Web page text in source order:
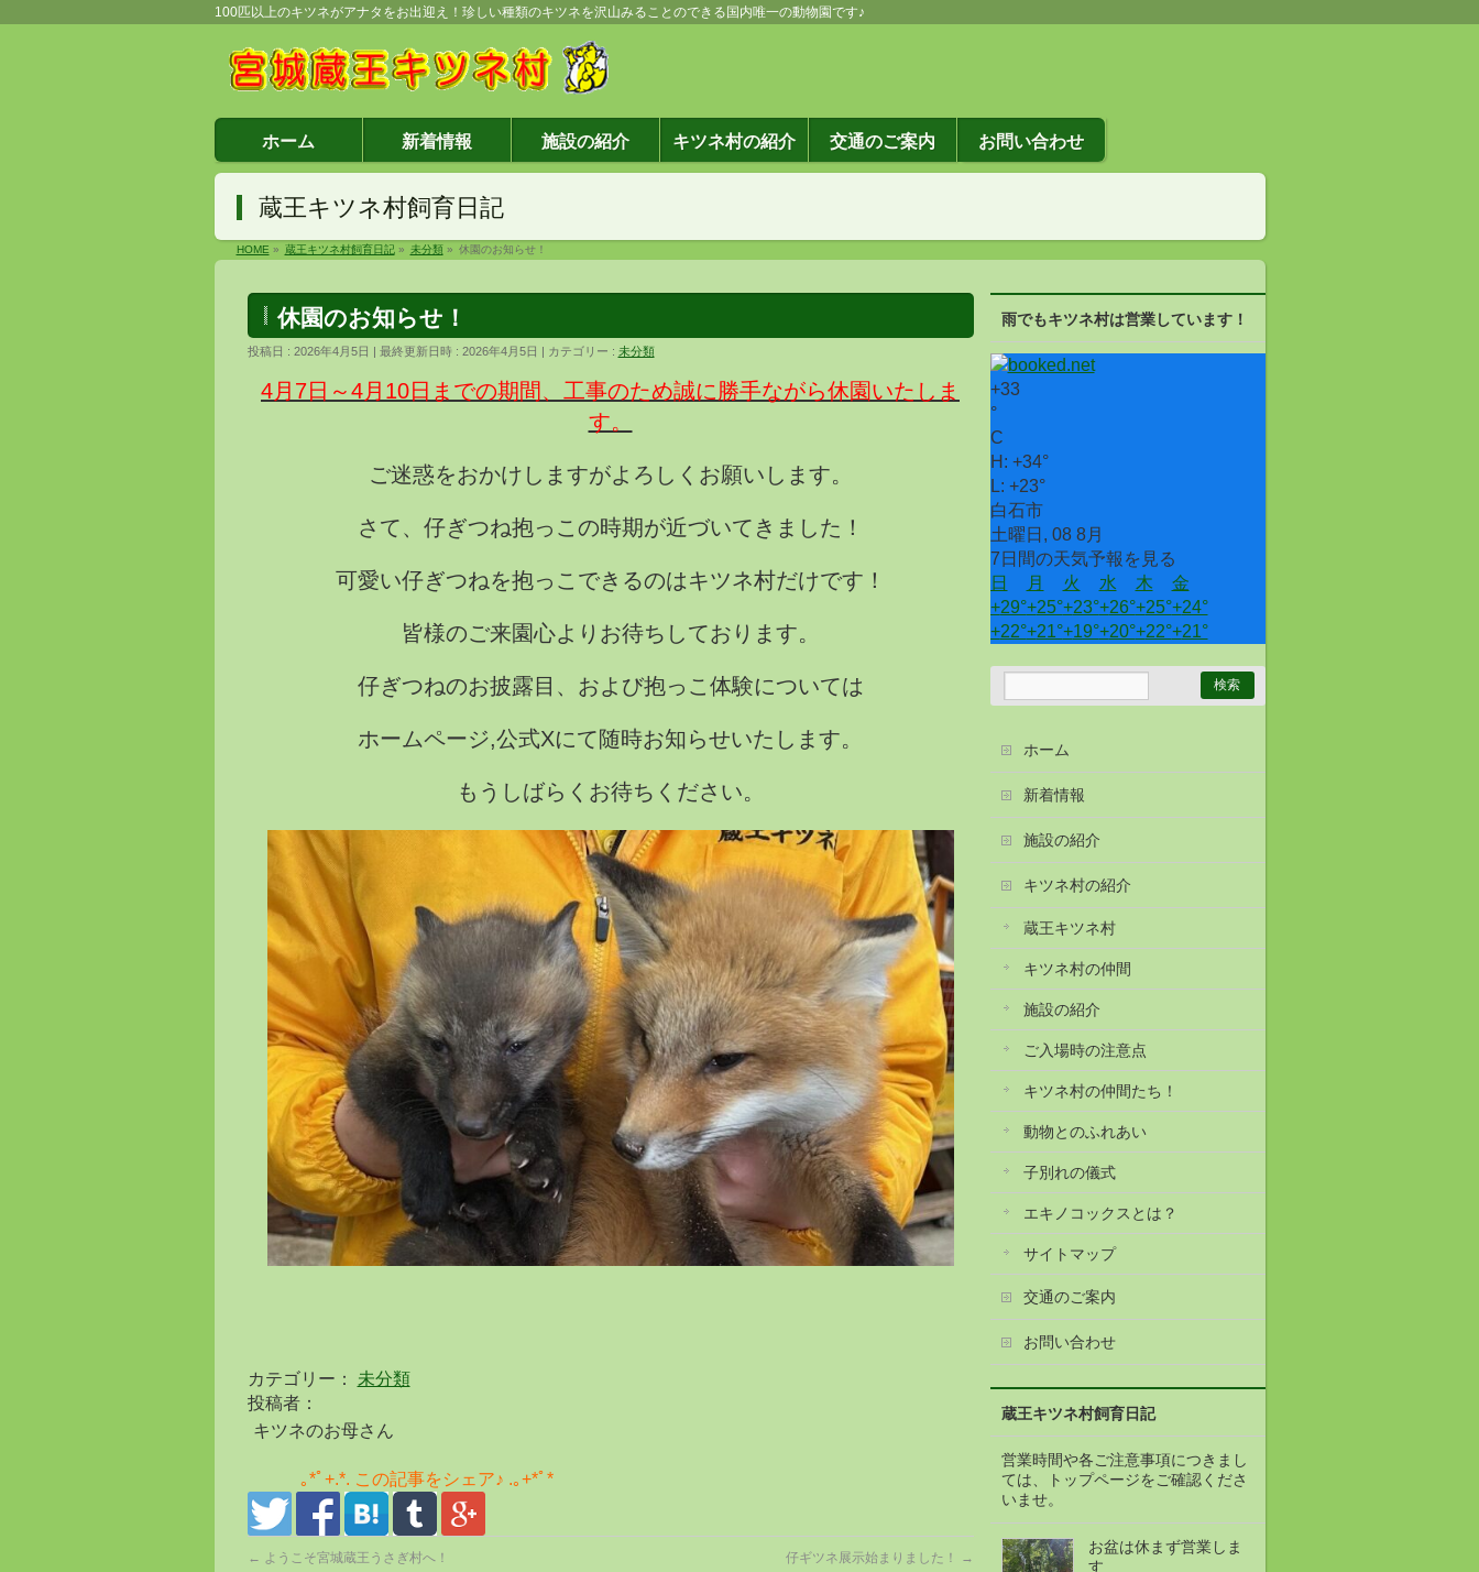
100匹以上のキツネがアナタをお出迎え！珍しい種類のキツネを沢山みることのできる国内唯一の動物園です♪
ホーム 新着情報 施設の紹介 キツネ村の紹介 交通のご案内 お問い合わせ
蔵王キツネ村飼育日記
HOME » 蔵王キツネ村飼育日記 » 未分類» 休園のお知らせ！
休園のお知らせ！
投稿日 : 2026年4月5日 最終更新日時 : 2026年4月5日 カテゴリー : 未分類
4月7日～4月10日までの期間、工事のため誠に勝手ながら休園いたしま
す。
ご迷惑をおかけしますがよろしくお願いします。
さて、仔ぎつね抱っこの時期が近づいてきました！
可愛い仔ぎつねを抱っこできるのはキツネ村だけです！
皆様のご来園心よりお待ちしております。
仔ぎつねのお披露目、および抱っこ体験については
ホームページ,公式Xにて随時お知らせいたします。
もうしばらくお待ちください。
カテゴリー： 未分類
投稿者：
キツネのお母さん
｡*ﾟ+.*. この記事をシェア♪ .｡+*ﾟ*
← ようこそ宮城蔵王うさぎ村へ！ 仔ギツネ展示始まりました！ →
雨でもキツネ村は営業しています！
+33
°
C
H: +34°
L: +23°
白石市
土曜日, 08 8月
7日間の天気予報を見る
日
月 火 水 木
金
+29°+25°+23°+26°+25°+24°
+22°+21°+19°+20°+22°+21°
ホーム
新着情報
施設の紹介
キツネ村の紹介
蔵王キツネ村
キツネ村の仲間
施設の紹介
ご入場時の注意点
キツネ村の仲間たち！
動物とのふれあい
子別れの儀式
エキノコックスとは？
サイトマップ
交通のご案内
お問い合わせ
蔵王キツネ村飼育日記
営業時間や各ご注意事項につきまし
ては、トップページをご確認くださ
いませ。
お盆は休まず営業しま
す